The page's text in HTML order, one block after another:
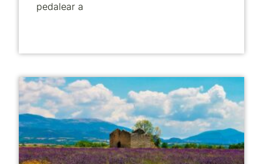
pedalear a